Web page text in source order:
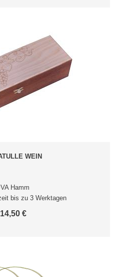
WEIN
Hamm
bis zu 3 Werktagen
14,50 €